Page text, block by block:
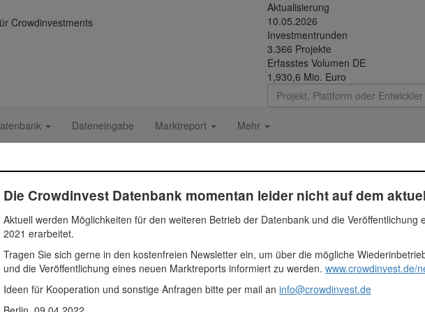
Crowdinvestments
Aktualisierung
10.05.2026
Investmentrunden
3.366 Projekte
Erfasstes Volumen DE
1,930,6 Mio. Euro
Dateneingabe Marktreport Mehr
AG
- Halle
4.750.000 Euro
4750000
Die Crowdinvest Datenbank momentan leider nicht auf dem
Aktuell werden Möglichkeiten für den weiteren Betrieb der Datenbank und die Veröffentlichung
2021 erarbeitet.
Tragen Sie sich gerne in den kostenfreien Newsletter ein, um über die mögliche
und die Veröffentlichung eines neuen Marktreports informiert zu werden. www.crowdinvest.de/
Ideen für Kooperation und sonstige Anfragen bitte per mail an info@crowdinvest.de